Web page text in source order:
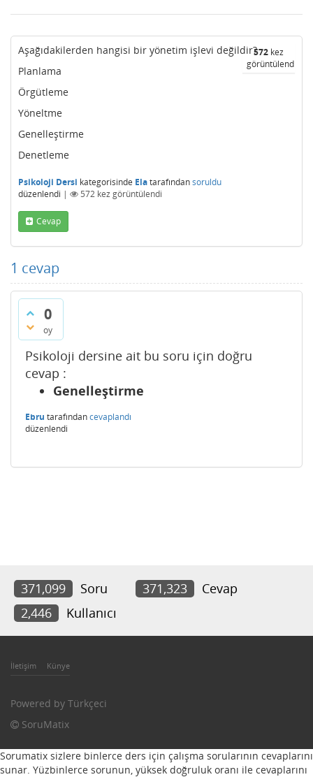
572 kez
görüntülendi
Aşağıdakilerden hangisi bir yönetim işlevi değildir?
Planlama
Örgütleme
Yöneltme
Genelleştirme
Denetleme
Psikoloji Dersi kategorisinde Elatarafındansoruldu
düzenlendi | 572 kez görüntülendi
Cevap
1 cevap
0
oy
Psikoloji dersine ait bu soru için doğru
cevap :
Genelleştirme
Ebru tarafındancevaplandı
düzenlendi
371,099 Soru 371,323
Cevap
2,446
Kullanıcı
İletişim Künye
Powered by Türkçeci
SoruMatix
Sorumatix sizlere binlerce ders için çalışma sorularının cevaplarını
sunar. Yüzbinlerce sorunun, yüksek doğruluk oranı ile cevaplarını